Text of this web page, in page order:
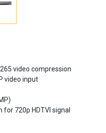
video input
for 720p HDTVI signal